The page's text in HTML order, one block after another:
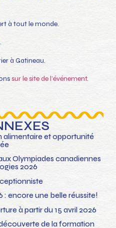
alimentaire et opportunité
Olympiades canadiennes
2026
: encore une belle réussite!
à partir du 15 avril 2026
de la formation
à tout le monde.
à Gatineau.
sur le site de l’événement.